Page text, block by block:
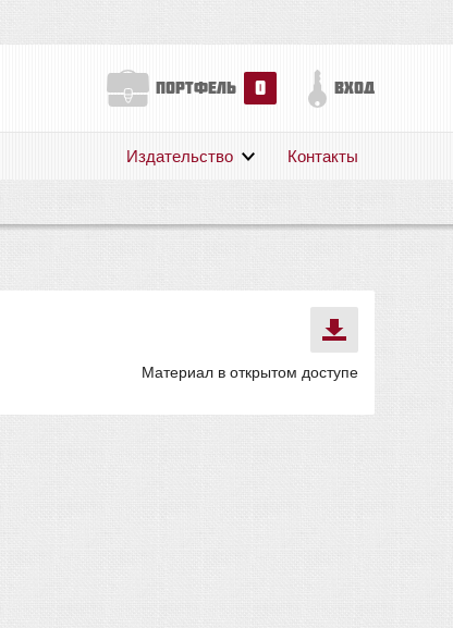
портфель 0 вход
Авторам
Публикации
Издательство Контакты
Материал в открытом доступе